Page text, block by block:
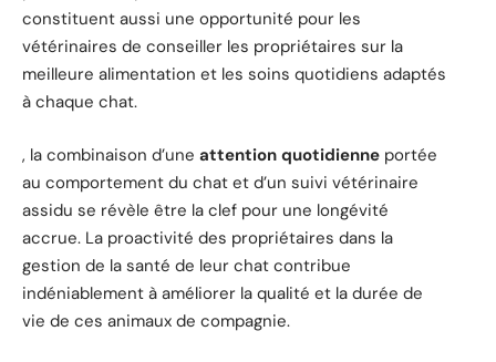
constituent aussi une opportunité pour les
vétérinaires de conseiller les propriétaires sur la
meilleure alimentation et les soins quotidiens adaptés
à chaque chat.
, la combinaison d’une attention quotidienne portée
au comportement du chat et d’un suivi vétérinaire
assidu se révèle être la clef pour une longévité
accrue. La proactivité des propriétaires dans la
gestion de la santé de leur chat contribue
indéniablement à améliorer la qualité et la durée de
vie de ces animaux de compagnie.